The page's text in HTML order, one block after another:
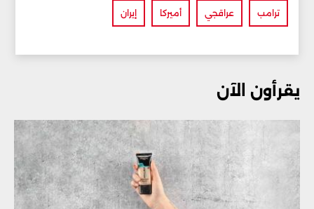
ترامب عراقجي أميركا إيران
يقرأون الآن